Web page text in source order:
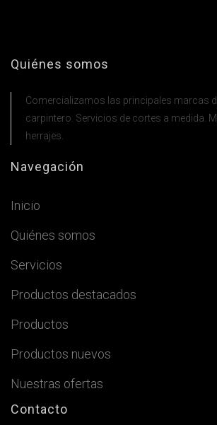
Quiénes somos
Comercializamos las principales marcas
carpintero. Servicios de cortes a medida.
herrajes.
Navegación
Inicio
Quiénes somos
Servicios
Productos destacados
Productos
Productos nuevos
Nuestras ofertas
Contacto